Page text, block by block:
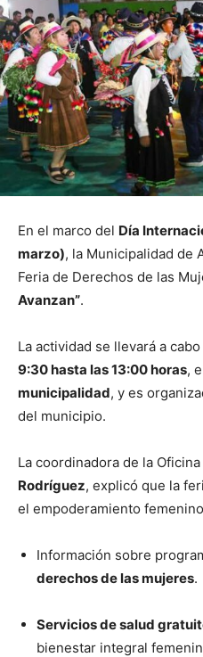
En el marco del Día
marzo), la Municipalidad de
Feria de Derechos de las
Avanzan”.
La actividad se llevará a
9:30 hasta las 13:00 horas,
municipalidad, y es
del municipio.
La coordinadora de la
Rodríguez, explicó que la
el empoderamiento
Información sobre
derechos de las mujeres.
Servicios de salud
bienestar integral